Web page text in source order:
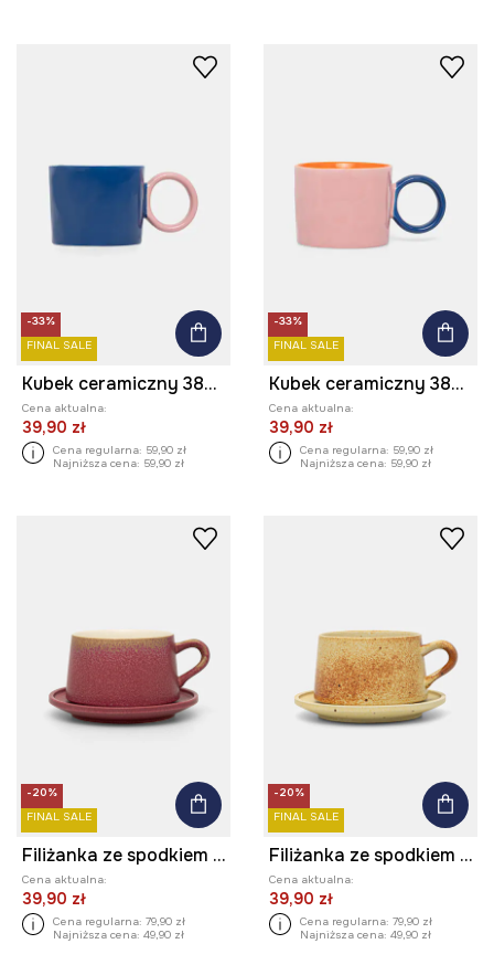
-33%
FINAL SALE
Kubek ceramiczny 380 ml
Cena aktualna:
39,90 zł
Cena regularna: 59,90 zł
Najniższa cena: 59,90 zł
-33%
FINAL SALE
Kubek ceramiczny 380 ml
Cena aktualna:
39,90 zł
Cena regularna: 59,90 zł
Najniższa cena: 59,90 zł
-20%
FINAL SALE
Filiżanka ze spodkiem ceramiczna
Cena aktualna:
39,90 zł
Cena regularna: 79,90 zł
Najniższa cena: 49,90 zł
-20%
FINAL SALE
Filiżanka ze spodkiem ceramiczna
Cena aktualna:
39,90 zł
Cena regularna: 79,90 zł
Najniższa cena: 49,90 zł